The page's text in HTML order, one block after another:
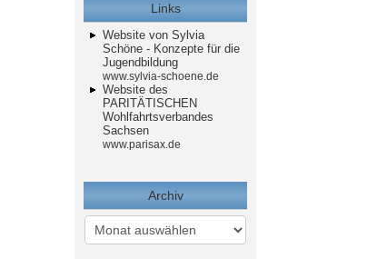
Links
Website von Sylvia
Schöne - Konzepte für die
Jugendbildung
www.sylvia-schoene.de
Website des
PARITÄTISCHEN
Wohlfahrtsverbandes
Sachsen
www.parisax.de
Archiv
Archiv